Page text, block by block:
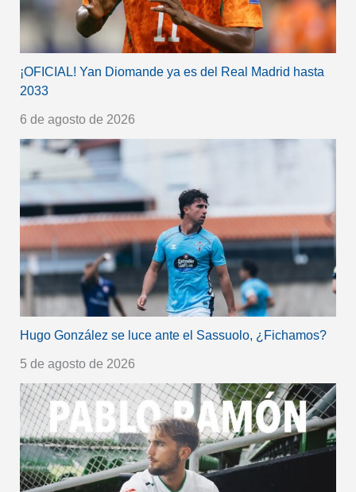
¡OFICIAL! Yan Diomande ya es del Real Madrid hasta
2033
6 de agosto de 2026
Hugo González se luce ante el Sassuolo, ¿Fichamos?
5 de agosto de 2026